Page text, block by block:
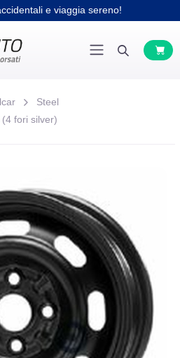
e viaggia sereno!
Steel
fori silver)